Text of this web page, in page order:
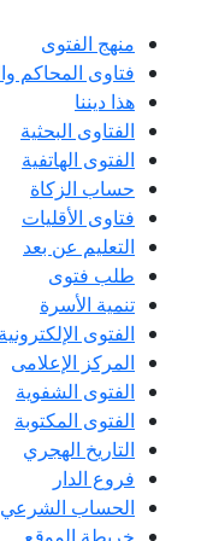
منهج الفتوى
فتاوى المحاكم
هذا ديننا
الفتاوى البحثية
الفتوى الهاتفية
حساب الزكاة
فتاوى الأقليات
التعليم عن بعد
طلب فتوى
تنمية الأسرة
الفتوى الإلكترونية
المركز الإعلامى
الفتوى الشفوية
الفتوى المكتوبة
التاريخ الهجري
فروع الدار
الحساب الشرعي